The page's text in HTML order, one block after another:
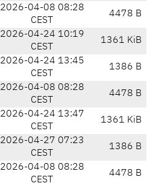
2026-04-08 08:28
CEST
4478 B
2026-04-24 10:19
CEST
1361 KiB
2026-04-24 13:45
CEST
1386 B
2026-04-08 08:28
CEST
4478 B
2026-04-24 13:47
CEST
1361 KiB
2026-04-27 07:23
CEST
1386 B
2026-04-08 08:28
CEST
4478 B